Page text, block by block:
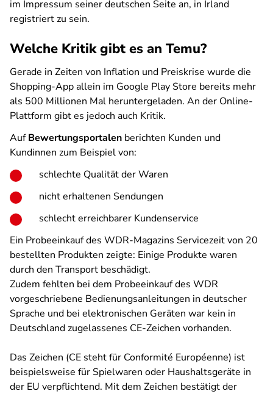
im Impressum seiner deutschen Seite an, in Irland
registriert zu sein.
Welche Kritik gibt es an Temu?
Gerade in Zeiten von Inflation und Preiskrise wurde die
Shopping-App allein im Google Play Store bereits mehr
als 500 Millionen Mal heruntergeladen. An der Online-
Plattform gibt es jedoch auch Kritik.
AufBewertungsportalen berichten Kunden und
Kundinnen zum Beispiel von:
schlechte Qualität der Waren
nicht erhaltenen Sendungen
schlecht erreichbarer Kundenservice
Ein Probeeinkauf des WDR-Magazins Servicezeit von 20
bestellten Produkten zeigte: Einige Produkte waren
durch den Transport beschädigt.
Zudem fehlten bei dem Probeeinkauf des WDR
vorgeschriebene Bedienungsanleitungen in deutscher
Sprache und bei elektronischen Geräten war kein in
Deutschland zugelassenes CE-Zeichen vorhanden.
Das Zeichen (CE steht für Conformité Européenne) ist
beispielsweise für Spielwaren oder Haushaltsgeräte in
der EU verpflichtend. Mit dem Zeichen bestätigt der